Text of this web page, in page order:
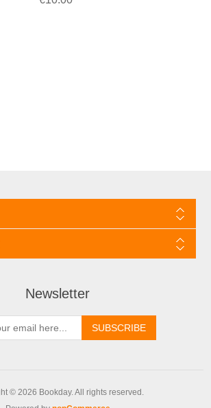
Newsletter
© 2026 Bookday. All rights reserved.